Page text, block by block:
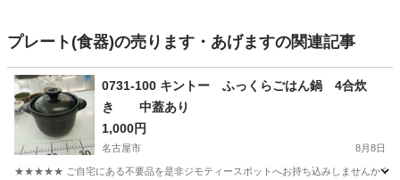
プレート(食器)の売ります・あげますの関連記事
0731-100 キントー ふっくらごはん鍋 4合炊
き 中蓋あり
1,000円
名古屋市 8月8日
★★★★★ ご自宅にある不要品を是非ジモティースポットへお持ち込みしませんか？